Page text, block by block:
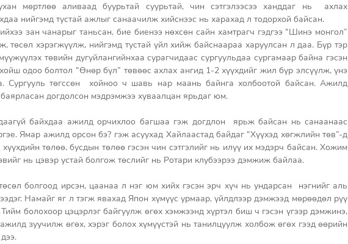
мөртлөө аливаад буурьтай суурьтай, чин сэтгэлээсээ ханддаг нь  ахлах
нийгэмд тустай ажлыг санаачилж хийснээс нь харахад л тодорхой байсан.
зан чанарыг таньсан, бие биенээ нөхсөн сайн хамтрагч гэдгээ “Шинэ монгол”
төсөл хэрэгжүүлж, нийгэмд тустай үйл хийж байснаараа харуулсан л даа. Бүр тэр
төвийн дугуйлангийнхаа сурагчидаас сургуульдаа сургамаар байна гэсэн
одоо болтол “Өнөр бүл” төвөөс ахлах ангид 1-2 хүүхдийг жил бүр элсүүлж, үнэ
Сургууль төгссөн  хойноо ч шавь нар маань байнга холбоотой байсан. Ажилд
догдолсон мэдрэмжээ хуваалцан ярьдаг юм.
байхдаа ажилд орчихлоо багшаа гэж догдлон  ярьж байсан нь санаанаас
Ямар ажилд орсон бэ? гэж асуухад Хайлаастад байдаг “Хүүхэд хөгжлийн төв”-д
төлөө, бусдын төлөө гэсэн чин сэтгэлийг нь илүү их мэдэрч байсан. Хожим
нь цэвэр устай болгож төслийг нь Ротари клубээрээ дэмжиж байлаа.
болгоод ирсэн, цаанаа л нэг юм хийх гэсэн эрч хүч нь ундарсан  нэгнийг аль
Намайг яг л тэгж явахад Япон хүмүүс урмаар, үйлдлээр дэмжээд мөрөөдөл рүү
болохоор цэцэрлэг байгуулж өгөх хэмжээнд хүртэл биш ч гэсэн үгээр дэмжинэ,
зуучилж өгөх, хэрэг болох хүмүүстэй нь танилцуулж холбож өгөх гээд өөрийн